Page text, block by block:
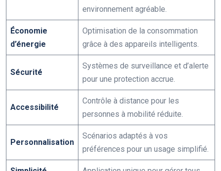
environnement agréable.
Économie
d’énergie
Optimisation de la consommation
grâce à des appareils intelligents.
Sécurité
Systèmes de surveillance et d’alerte
pour une protection accrue.
Accessibilité
Contrôle à distance pour les
personnes à mobilité réduite.
Personnalisation
Scénarios adaptés à vos
préférences pour un usage simplifié.